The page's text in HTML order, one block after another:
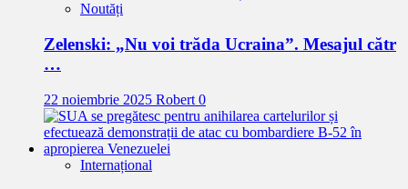
Noutăți
Zelenski: „Nu voi trăda Ucraina”. Mesajul cătr
…
22 noiembrie 2025 Robert 0
Internațional